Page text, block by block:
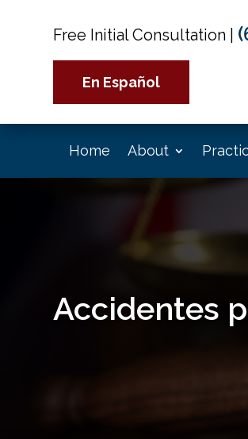
Free Initial Consultation
En Español
Home About
Accidentes